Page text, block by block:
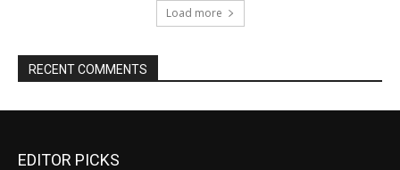
EDITOR PICKS